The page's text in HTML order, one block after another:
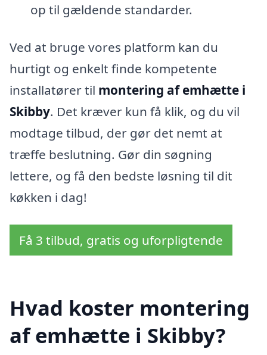
op til gældende standarder.
Ved at bruge vores platform kan du
hurtigt og enkelt finde kompetente
installatører til montering af emhætte i
Skibby. Det kræver kun få klik, og du vil
modtage tilbud, der gør det nemt at
træffe beslutning. Gør din søgning
lettere, og få den bedste løsning til dit
køkken i dag!
Få 3 tilbud, gratis og uforpligtende
Hvad koster montering
af emhætte i Skibby?